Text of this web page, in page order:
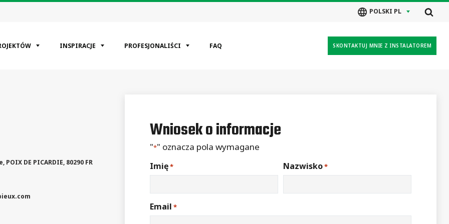
POLSKI PL
INSPIRACJE PROFESJONALIŚCI FAQ SKONTAKTUJ MNIE Z INSTALATOREM
, POIX DE PICARDIE, 80290 FR
Wniosek o informacje
"*" oznacza pola wymagane
Imię* Nazwisko*
Email *